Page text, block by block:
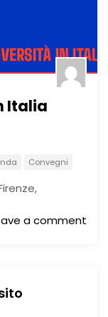
Italia
Convegni
a comment